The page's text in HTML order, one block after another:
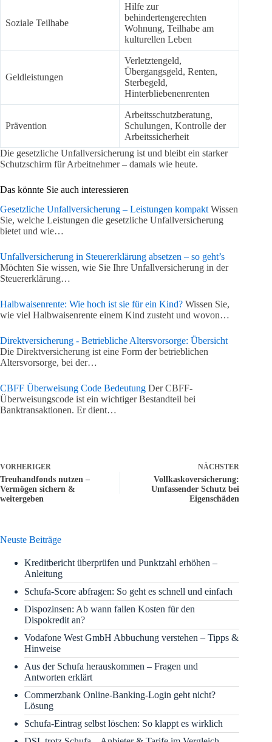
Soziale Teilhabe
Hilfe zur
behindertengerechten
Wohnung, Teilhabe am
kulturellen Leben
Geldleistungen
Verletztengeld,
Übergangsgeld, Renten,
Sterbegeld,
Hinterbliebenenrenten
Prävention
Arbeitsschutzberatung,
Schulungen, Kontrolle der
Arbeitssicherheit
Die gesetzliche Unfallversicherung ist und bleibt ein starker
Schutzschirm für Arbeitnehmer – damals wie heute.
Das könnte Sie auch interessieren
Gesetzliche Unfallversicherung – Leistungen kompakt Wissen
Sie, welche Leistungen die gesetzliche Unfallversicherung
bietet und wie…
Unfallversicherung in Steuererklärung absetzen – so geht’s
Möchten Sie wissen, wie Sie Ihre Unfallversicherung in der
Steuererklärung…
Halbwaisenrente: Wie hoch ist sie für ein Kind? Wissen Sie,
wie viel Halbwaisenrente einem Kind zusteht und wovon…
Direktversicherung - Betriebliche Altersvorsorge: Übersicht
Die Direktversicherung ist eine Form der betrieblichen
Altersvorsorge, bei der…
CBFF Überweisung Code Bedeutung Der CBFF-
Überweisungscode ist ein wichtiger Bestandteil bei
Banktransaktionen. Er dient…
VORHERIGER
Treuhandfonds nutzen –
Vermögen sichern &
weitergeben
NÄCHSTER
Vollkaskoversicherung:
Umfassender Schutz bei
Eigenschäden
Neuste Beiträge
Kreditbericht überprüfen und Punktzahl erhöhen –
Anleitung
Schufa-Score abfragen: So geht es schnell und einfach
Dispozinsen: Ab wann fallen Kosten für den
Dispokredit an?
Vodafone West GmbH Abbuchung verstehen – Tipps &
Hinweise
Aus der Schufa herauskommen – Fragen und
Antworten erklärt
Commerzbank Online-Banking-Login geht nicht?
Lösung
Schufa-Eintrag selbst löschen: So klappt es wirklich